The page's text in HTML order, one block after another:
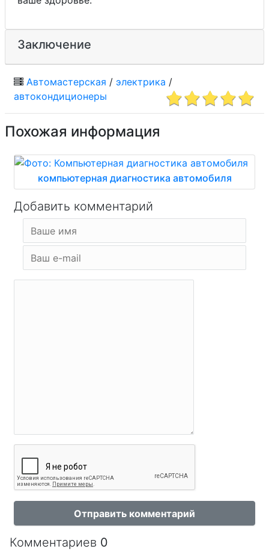
Заключение
Автомастерская / электрика /
автокондиционеры
Похожая информация
компьютерная диагностика автомобиля
Добавить комментарий
Отправить комментарий
Комментариев 0